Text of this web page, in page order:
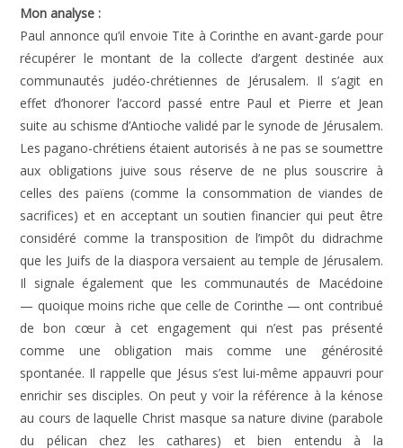
Mon analyse :
Paul annonce qu’il envoie Tite à Corinthe en avant-garde pour
récupérer le montant de la collecte d’argent destinée aux
communautés judéo-chrétiennes de Jérusalem. Il s’agit en
effet d’honorer l’accord passé entre Paul et Pierre et Jean
suite au schisme d’Antioche validé par le synode de Jérusalem.
Les pagano-chrétiens étaient autorisés à ne pas se soumettre
aux obligations juive sous réserve de ne plus souscrire à
celles des païens (comme la consommation de viandes de
sacrifices) et en acceptant un soutien financier qui peut être
considéré comme la transposition de l’impôt du didrachme
que les Juifs de la diaspora versaient au temple de Jérusalem.
Il signale également que les communautés de Macédoine
— quoique moins riche que celle de Corinthe — ont contribué
de bon cœur à cet engagement qui n’est pas présenté
comme une obligation mais comme une générosité
spontanée. Il rappelle que Jésus s’est lui-même appauvri pour
enrichir ses disciples. On peut y voir la référence à la kénose
au cours de laquelle Christ masque sa nature divine (parabole
du pélican chez les cathares) et bien entendu à la